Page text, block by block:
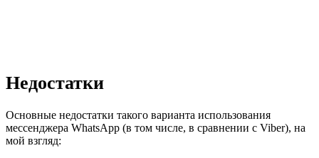
Недостатки
Основные недостатки такого варианта использования
мессенджера WhatsApp (в том числе, в сравнении с Viber), на
мой взгляд: